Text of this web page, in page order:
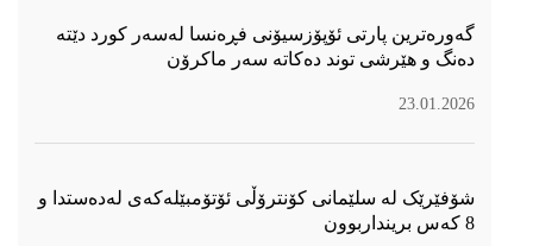
گەورەترین پارتی ئۆپۆزسیۆنی فڕەنسا لەسەر كورد دێتە
دەنگ و هێرشی توند دەكاتە سەر ماكرۆن
23.01.2026
شۆفێرێک لە سلێمانی کۆنترۆڵی ئۆتۆمبێلەکەی لەدەستدا و
8 کەس برینداربوون